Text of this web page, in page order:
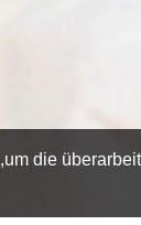
,um die